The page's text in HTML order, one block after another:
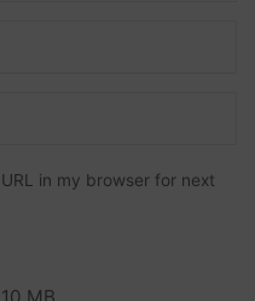
in my browser for next
MB.